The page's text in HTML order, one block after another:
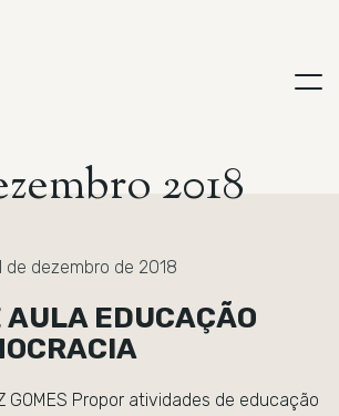
zembro 2018
de dezembro de 2018
AULA EDUCAÇÃO
GOMES Propor atividades de educação